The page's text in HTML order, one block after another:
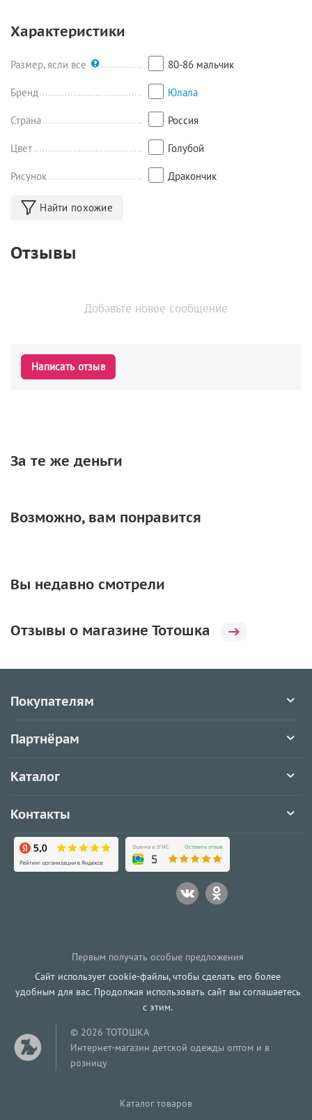
Характеристики
Размер, ясли все 80-86 мальчик
Бренд Юлала
Страна Россия
Цвет Голубой
Рисунок Дракончик
Найти похожие
Отзывы
Добавьте новое сообщение
Написать отзыв
За те же деньги
Возможно, вам понравится
Вы недавно смотрели
Отзывы о магазине Тотошка
Покупателям
Партнёрам
Каталог
Контакты
Первым получать особые предложения
Сайт использует cookie-файлы, чтобы сделать его более
удобным для вас. Продолжая использовать сайт вы соглашаетесь
с этим.
© 2026 ТОТОШКА
Интернет-магазин детской одежды оптом и в
розницу
Каталог товаров